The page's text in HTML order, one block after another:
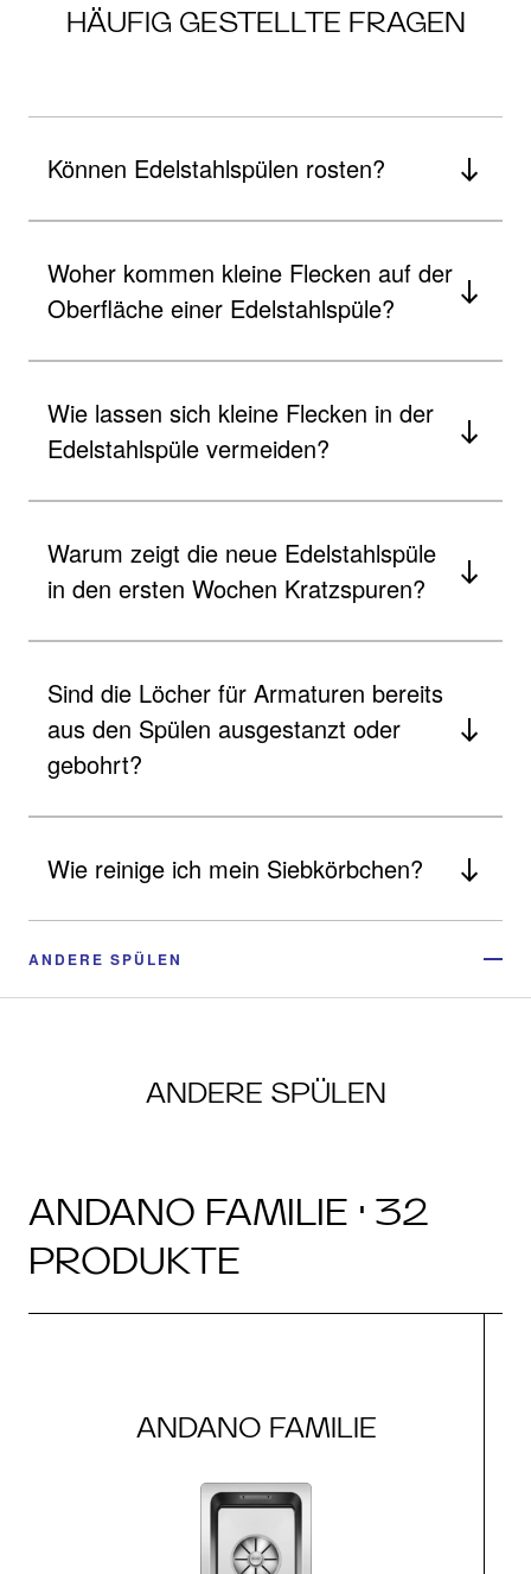
HÄUFIG GESTELLTE FRAGEN
Können Edelstahlspülen rosten?
Woher kommen kleine Flecken auf der
Oberfläche einer Edelstahlspüle?
Wie lassen sich kleine Flecken in der
Edelstahlspüle vermeiden?
Warum zeigt die neue Edelstahlspüle
in den ersten Wochen Kratzspuren?
Sind die Löcher für Armaturen bereits
aus den Spülen ausgestanzt oder
gebohrt?
Wie reinige ich mein Siebkörbchen?
ANDERE SPÜLEN
ANDERE SPÜLEN
ANDANO FAMILIE · 32
PRODUKTE
ANDANO FAMILIE